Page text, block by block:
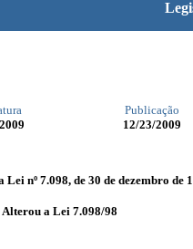
Publicação
12/23/2009
nº 7.098, de 30 de dezembro de
Alterou a Lei 7.098/98